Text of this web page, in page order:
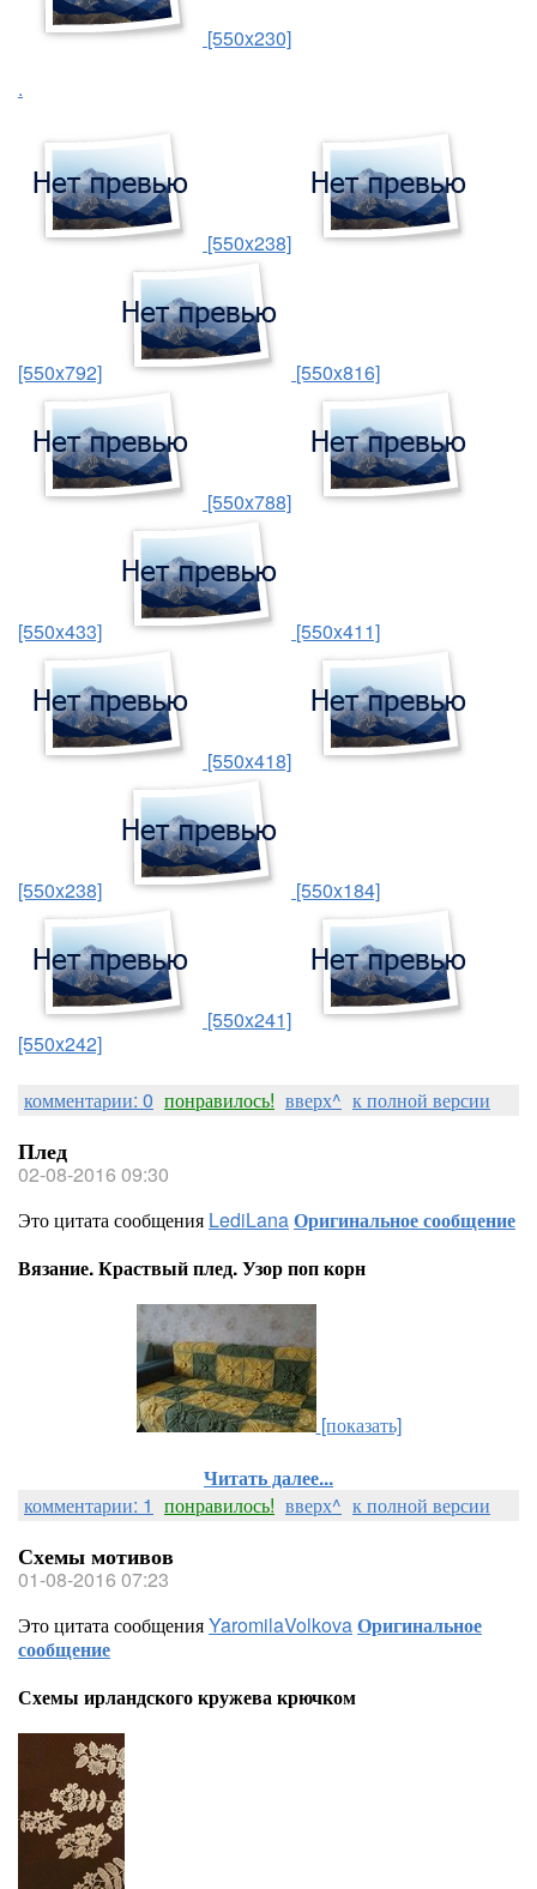
[550x230]
.
[550x238]
[550x792] [550x816]
[550x788]
[550x433] [550x411]
[550x418]
[550x238] [550x184]
[550x241]
[550x242]
комментарии: 0 понравилось! вверх^ к полной версии
Плед
02-08-2016 09:30
Это цитата сообщения LediLanaОригинальное сообщение
Вязание. Краствый плед. Узор поп корн
[показать]
Читать далее...
комментарии: 1 понравилось! вверх^ к полной версии
Схемы мотивов
01-08-2016 07:23
Это цитата сообщенияYaromilaVolkovaОригинальное
сообщение
Схемы ирландского кружева крючком